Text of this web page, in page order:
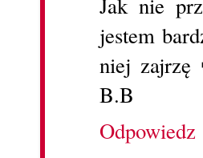
jestem
niej zajrzę
B.B
Odpowiedz